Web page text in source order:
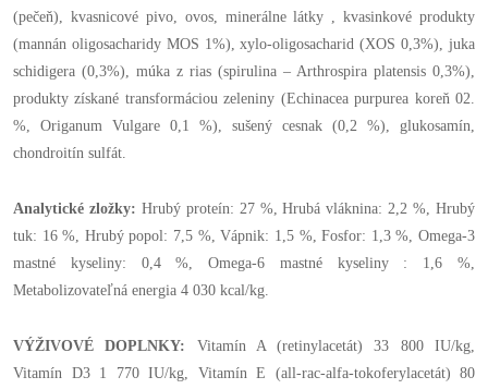
(pečeň), kvasnicové pivo, ovos, minerálne látky , kvasinkové produkty
(mannán oligosacharidy MOS 1%), xylo-oligosacharid (XOS 0,3%), juka
schidigera (0,3%), múka z rias (spirulina – Arthrospira platensis 0,3%),
produkty získané transformáciou zeleniny (Echinacea purpurea koreň 02.
%, Origanum Vulgare 0,1 %), sušený cesnak (0,2 %), glukosamín,
chondroitín sulfát.
Analytické zložky: Hrubý proteín: 27 %, Hrubá vláknina: 2,2 %, Hrubý
tuk: 16 %, Hrubý popol: 7,5 %, Vápnik: 1,5 %, Fosfor: 1,3 %, Omega-3
mastné kyseliny: 0,4 %, Omega-6 mastné kyseliny : 1,6 %,
Metabolizovateľná energia 4 030 kcal/kg.
VÝŽIVOVÉ DOPLNKY: Vitamín A (retinylacetát) 33 800 IU/kg,
Vitamín D3 1 770 IU/kg, Vitamín E (all-rac-alfa-tokoferylacetát) 80